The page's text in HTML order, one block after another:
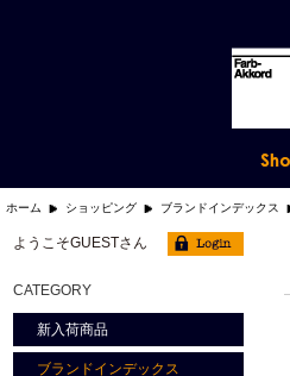
ホーム ショッピング ブランドインデックス
ようこそGUESTさん
CATEGORY
新入荷商品
ブランドインデックス